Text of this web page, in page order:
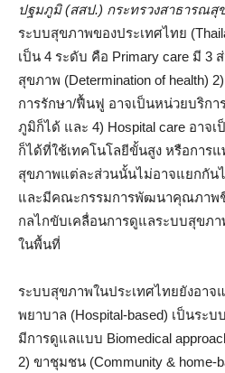
ปฐมภูมิ (สสป.) กระทรวงสาธารณสุ
ระบบสุขภาพของประเทศไทย
เป็น 4 ระดับ คือ Primary care มี 3
สุขภาพ (Determination of health)
การรักษา/ฟื้นฟู อาจเป็นหน่วยบริกา
ภูมิก็ได้ และ 4) Hospital care อาจเ
ก็ได้ที่ใช้เทคโนโลยีขั้นสูง หรือการ
สุขภาพแต่ละส่วนนั้นไม่อาจแยกกัน
และมีคณะกรรมการพัฒนาคุณภาพ
กลไกขับเคลื่อนการดูแลระบบสุขภ
ในพื้นที่
ระบบสุขภาพในประเทศไทยยังอาจ
พยาบาล (Hospital-based) เป็นระ
มีการดูแลแบบ Biomedical
2) ขาชุมชน (Community & home-